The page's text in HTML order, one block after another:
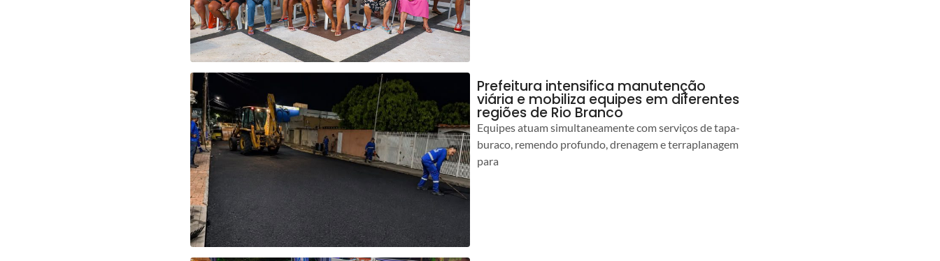
Prefeitura intensifica manutenção
viária e mobiliza equipes em diferentes
regiões de Rio Branco
Equipes atuam simultaneamente com serviços de tapa-
buraco, remendo profundo, drenagem e terraplanagem
para